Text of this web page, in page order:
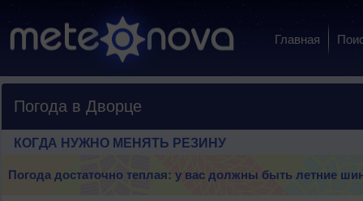
Главная
Погода в Дворце
КОГДА НУЖНО МЕНЯТЬ РЕЗИНУ
Погода достаточно теплая: у вас должны быть летние